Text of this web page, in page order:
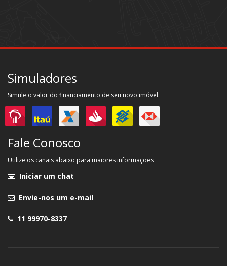
Simuladores
Simule o valor do financiamento de seu novo imóvel.
Fale Conosco
Utilize os canais abaixo para maiores informações
Iniciar um chat
Envie-nos um e-mail
11 99970-8337